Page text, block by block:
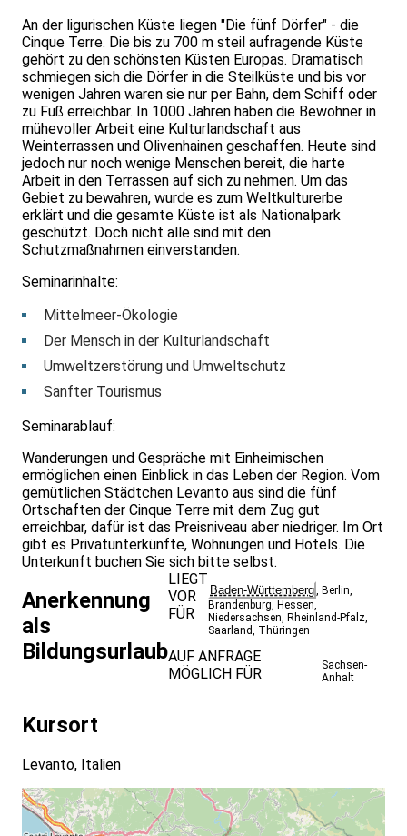
An der ligurischen Küste liegen "Die fünf Dörfer" - die
Cinque Terre. Die bis zu 700 m steil aufragende Küste
gehört zu den schönsten Küsten Europas. Dramatisch
schmiegen sich die Dörfer in die Steilküste und bis vor
wenigen Jahren waren sie nur per Bahn, dem Schiff oder
zu Fuß erreichbar. In 1000 Jahren haben die Bewohner in
mühevoller Arbeit eine Kulturlandschaft aus
Weinterrassen und Olivenhainen geschaffen. Heute sind
jedoch nur noch wenige Menschen bereit, die harte
Arbeit in den Terrassen auf sich zu nehmen. Um das
Gebiet zu bewahren, wurde es zum Weltkulturerbe
erklärt und die gesamte Küste ist als Nationalpark
geschützt. Doch nicht alle sind mit den
Schutzmaßnahmen einverstanden.
Seminarinhalte:
Mittelmeer-Ökologie
Der Mensch in der Kulturlandschaft
Umweltzerstörung und Umweltschutz
Sanfter Tourismus
Seminarablauf:
Wanderungen und Gespräche mit Einheimischen
ermöglichen einen Einblick in das Leben der Region. Vom
gemütlichen Städtchen Levanto aus sind die fünf
Ort­schaften der Cinque Terre mit dem Zug gut
erreichbar, dafür ist das Preisniveau aber niedriger. Im Ort
gibt es Privatunterkünfte, Wohnungen und Hotels. Die
Unterkunft buchen Sie sich bitte selbst.
Anerkennung
als
Bildungsurlaub
LIEGT
VOR
FÜR
Baden-Württemberg Berlin
Brandenburg Hessen
Niedersachsen Rheinland-Pfalz
Saarland
Thüringen
AUF ANFRAGE
MÖGLICH FÜR
Sachsen-
Anhalt
Kursort
Levanto, Italien